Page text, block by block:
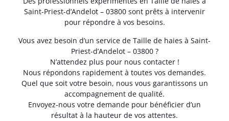
Saint-Priest-d’Andelot – 03800 sont prêts à intervenir
pour répondre à vos besoins.
Vous avez besoin d’un service de Taille de haies à Saint-
Priest-d’Andelot – 03800 ?
N’attendez plus pour nous contacter !
Nous répondons rapidement à toutes vos demandes.
Quel que soit votre besoin, nous vous garantissons un
accompagnement de qualité.
Envoyez-nous votre demande pour bénéficier d’un
résultat à la hauteur de vos attentes.